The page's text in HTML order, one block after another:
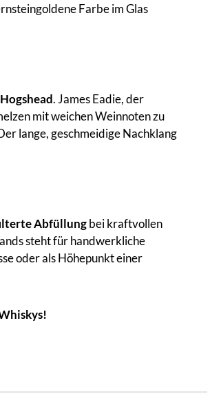
Farbe im Glas
. James Eadie, der
mit weichen Weinnoten zu
lange, geschmeidige Nachklang
Abfüllungbei kraftvollen
steht für handwerkliche
oder als Höhepunkt einer